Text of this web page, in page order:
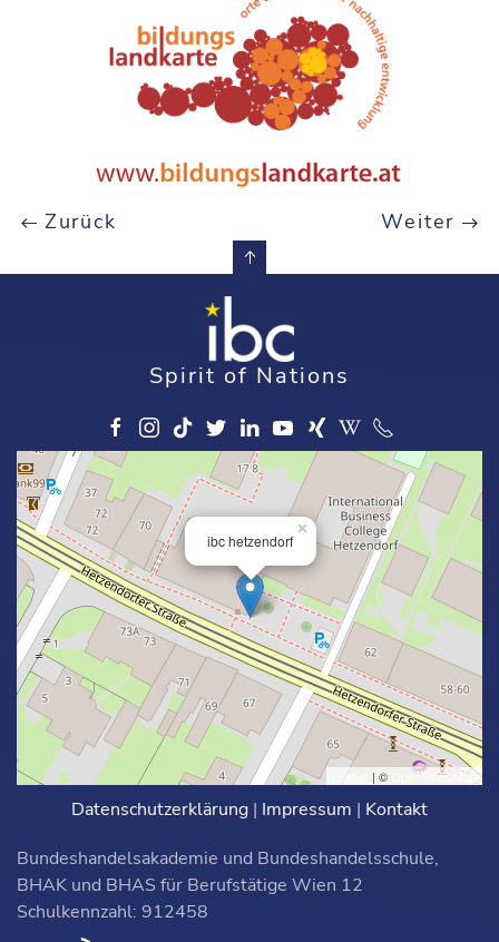
Zurück Weiter
Spirit of Nations
ibc hetzendorf
×
Leaflet | © OpenStreetMap
Datenschutzerklärung | Impressum | Kontakt
Bundeshandelsakademie und Bundeshandelsschule,
BHAK und BHAS für Berufstätige Wien 12
Schulkennzahl: 912458